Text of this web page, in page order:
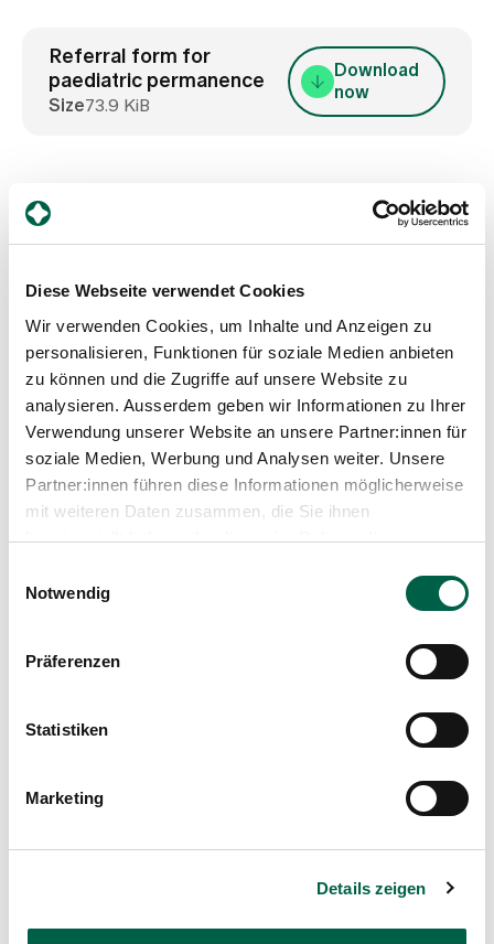
Diese Webseite verwendet Cookies
Wir verwenden Cookies, um Inhalte und Anzeigen zu
personalisieren, Funktionen für soziale Medien anbieten
zu können und die Zugriffe auf unsere Website zu
analysieren. Ausserdem geben wir Informationen zu Ihrer
Verwendung unserer Website an unsere Partner:innen für
soziale Medien, Werbung und Analysen weiter. Unsere
Partner:innen führen diese Informationen möglicherweise
mit weiteren Daten zusammen, die Sie ihnen
bereitgestellt haben oder die sie im Rahmen Ihrer
Notwendig
Präferenzen
Statistiken
Marketing
Details zeigen
Media
Publications
Referral form for
paediatric permanence
Size73.9 KiB
Download
now
Monday to Friday:
12.00 - 20.00
Saturday / Sunday / public holidays:
10.00 - 20.00
Spital Zollikerberg
Anbau Zentrum Nord
Trichtenhauserstrasse 20
8125 Zollikerberg
Tel
+41 44 397 28 50
Fax
+41 44 397 28 51